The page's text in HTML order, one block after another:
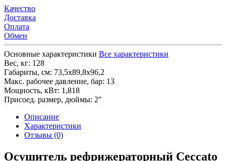
Качество
Доставка
Оплата
Обмен
Основные характеристики Все характеристики
Вес, кг: 128
Габариты, см: 73,5х89,8х96,2
Макс. рабочее давление, бар: 13
Мощность, кВт: 1,818
Присоед. размер, дюймы: 2"
Описание
Характеристики
Отзывы (0)
Осушитель рефрижераторный Ceccato